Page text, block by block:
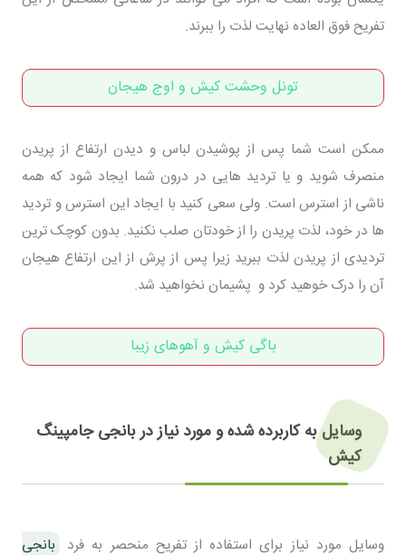
تفریح فوق العاده نهایت لذت را ببرند.
تونل وحشت کیش و اوج هیجان
ممکن است شما پس از پوشیدن لباس و دیدن ارتفاع از پریدن
منصرف شوید و یا تردید هایی در درون شما ایجاد شود که همه
ناشی از استرس است. ولی سعی کنید با ایجاد این استرس و تردید
ها در خود، لذت پریدن را از خودتان صلب نکنید. بدون کوچک ترین
تردیدی از پریدن لذت ببرید زیرا پس از پرش از این ارتفاع هیجان
آن را درک خوهید کرد و پشیمان نخواهید شد.
باگی کیش و آهوهای زیبا
وسایل به کاربرده شده و مورد نیاز در بانجی جامپینگ
کیش
وسایل مورد نیاز برای استفاده از تفریح منحصر به فرد بانجی